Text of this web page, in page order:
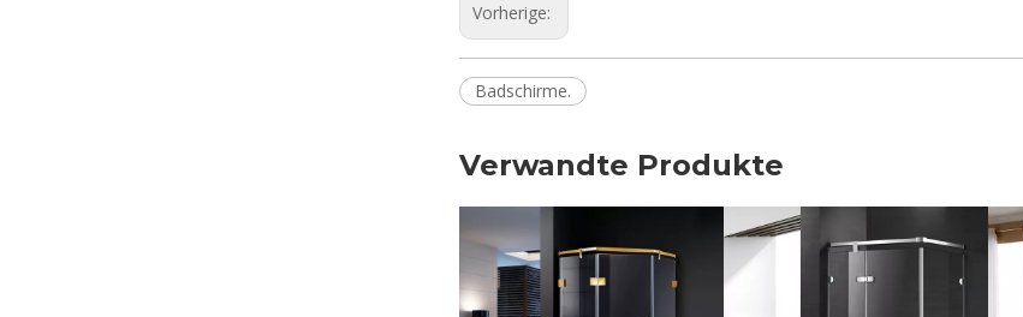
Vorherige:
Badschirme.
Verwandte Produkte